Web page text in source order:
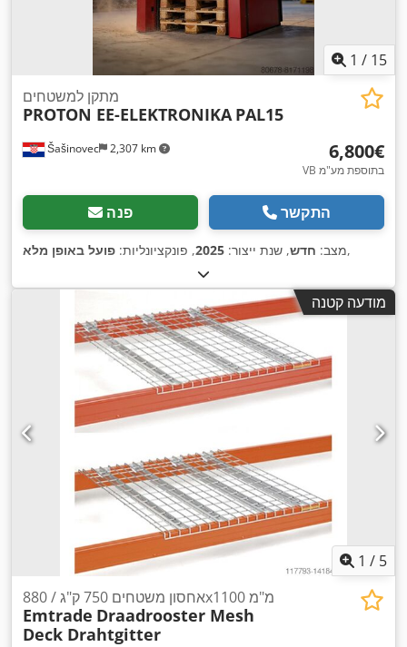
1 / 15
Šašinovec 2,307 km
מתקן למשטחים
PROTON EE-ELEKTRONIKA PAL15
‏6,800 ‏€
VB בתוספת מע"מ
פנה התקשר
מצב: חדש, שנת ייצור: 2025, פונקציונליות: פועל באופן מלא ,
מודעה קטנה
1 / 5
אחסון משטחים 750 ק"ג / 880x1100 מ"מ
Emtrade Draadrooster Mesh
Deck Drahtgitter